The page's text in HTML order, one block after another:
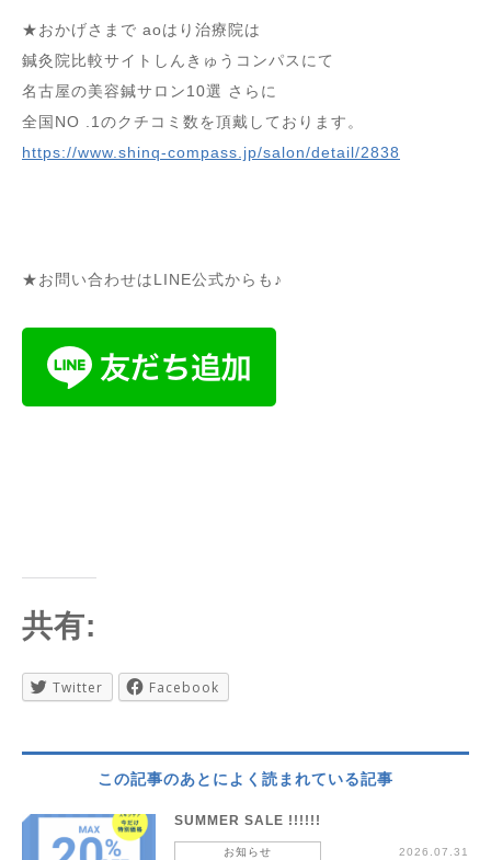
★おかげさまで aoはり治療院は
鍼灸院比較サイトしんきゅうコンパスにて
名古屋の美容鍼サロン10選 さらに
全国NO .1のクチコミ数を頂戴しております。
https://www.shinq-compass.jp/salon/detail/2838
★お問い合わせはLINE公式からも♪
共有:
Twitter Facebook
この記事のあとによく読まれている記事
SUMMER SALE !!!!!!
お知らせ 2026.07.31